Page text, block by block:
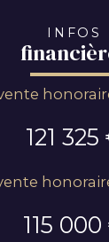
INFOS
121
115